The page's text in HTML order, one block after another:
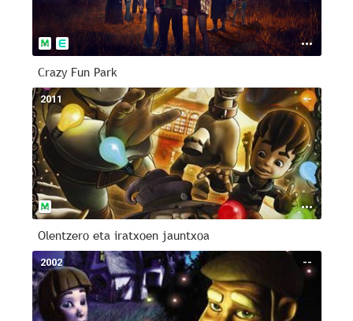
Crazy Fun Park
--
2011
Olentzero eta iratxoen jauntxoa
--
2002